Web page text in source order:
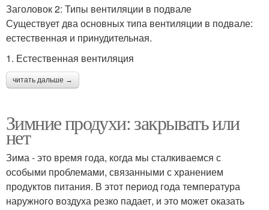
Заголовок 2: Типы вентиляции в подвале
Существует два основных типа вентиляции в подвале:
естественная и принудительная.
1. Естественная вентиляция
читать дальше →
Зимние продухи: закрывать или
нет
Зима - это время года, когда мы сталкиваемся с
особыми проблемами, связанными с хранением
продуктов питания. В этот период года температура
наружного воздуха резко падает, и это может оказать